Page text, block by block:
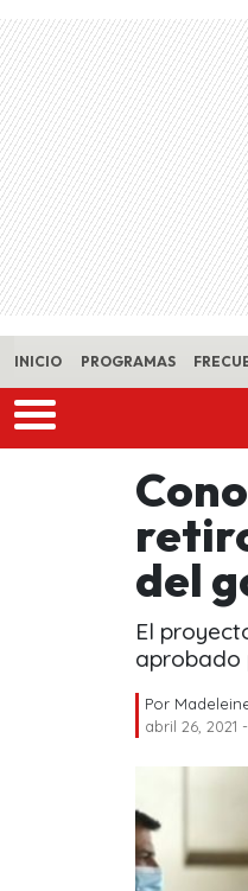
Skip to main content
INICIO PROGRAMAS
del
El
aprobado
Por
abril 26, 2021